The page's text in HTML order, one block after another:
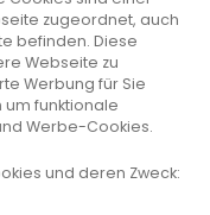
zugeordnet, auch
befinden. Diese
Webseite zu
Werbung für Sie
um funktionale
Werbe-Cookies.
und deren Zweck: